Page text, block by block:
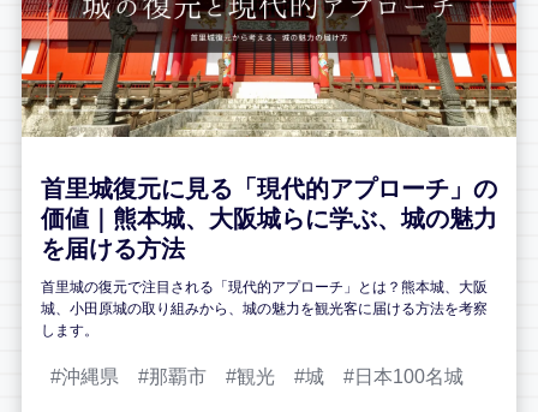
首里城復元に見る「現代的アプローチ」の
価値｜熊本城、大阪城らに学ぶ、城の魅力
を届ける方法
首里城の復元で注目される「現代的アプローチ」とは？熊本城、大阪
城、小田原城の取り組みから、城の魅力を観光客に届ける方法を考察
します。
沖縄県 那覇市 観光 城 日本100名城